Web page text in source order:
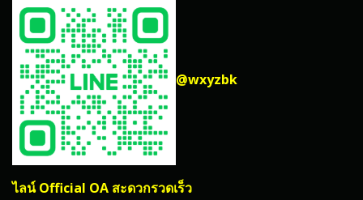
@wxyzbk
ไลน์ Official OA สะดวกรวดเร็ว